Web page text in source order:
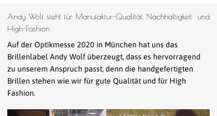
Andy Wolf steht für Manufaktur-Qualität, Nachhaltigkeit und
High-Fashion
Auf der Optikmesse 2020 in München hat uns das
Brillenlabel Andy Wolf überzeugt, dass es hervorragend
zu unserem Anspruch passt, denn die handgefertigten
Brillen stehen wie wir für gute Qualität und für High
Fashion.